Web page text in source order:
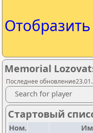
Memorial
Последнее
Search for player
Стартовый
Ном.